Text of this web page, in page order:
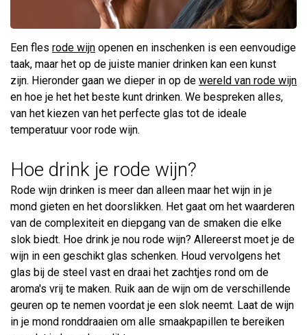
Een fles rode wijn openen en inschenken is een eenvoudige
taak, maar het op de juiste manier drinken kan een kunst
zijn. Hieronder gaan we dieper in op de wereld van rode wijn
en hoe je het het beste kunt drinken. We bespreken alles,
van het kiezen van het perfecte glas tot de ideale
temperatuur voor rode wijn.
Hoe drink je rode wijn?
Rode wijn drinken is meer dan alleen maar het wijn in je
mond gieten en het doorslikken. Het gaat om het waarderen
van de complexiteit en diepgang van de smaken die elke
slok biedt. Hoe drink je nou rode wijn? Allereerst moet je de
wijn in een geschikt glas schenken. Houd vervolgens het
glas bij de steel vast en draai het zachtjes rond om de
aroma's vrij te maken. Ruik aan de wijn om de verschillende
geuren op te nemen voordat je een slok neemt. Laat de wijn
in je mond ronddraaien om alle smaakpapillen te bereiken